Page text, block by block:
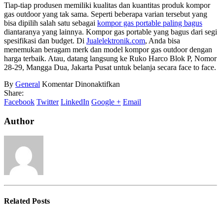
Tiap-tiap produsen memiliki kualitas dan kuantitas produk kompor
gas outdoor yang tak sama. Seperti beberapa varian tersebut yang
bisa dipilih salah satu sebagai kompor gas portable paling bagus
diantaranya yang lainnya. Kompor gas portable yang bagus dari segi
spesifikasi dan budget. Di Jualelektronik.com, Anda bisa
menemukan beragam merk dan model kompor gas outdoor dengan
harga terbaik. Atau, datang langsung ke Ruko Harco Blok P, Nomor
28-29, Mangga Dua, Jakarta Pusat untuk belanja secara face to face.
By General Komentar Dinonaktifkan
Gas
Share:
Facebook Twitter LinkedIn Google + Email
Author
RelatedPosts